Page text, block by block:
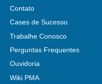
Contato
Cases de Sucesso
Trabalhe Conosco
Perguntas Frequentes
Ouvidoria
Wiki PMA